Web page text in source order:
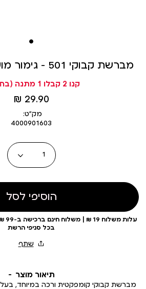
מברשת קבוקי 501 – גימור מושלם במגע אחד
קנו 2 קבלו 1 מתנה (בחרו 3)
מחיר
מוצר
29.90 ₪
מק״ט:
4000901603
כמות
הוסיפי לסל
בכל סניפי הרשת
תיאור מוצר
מברשת קבוקי קומפקטית ורכה במיוחד,